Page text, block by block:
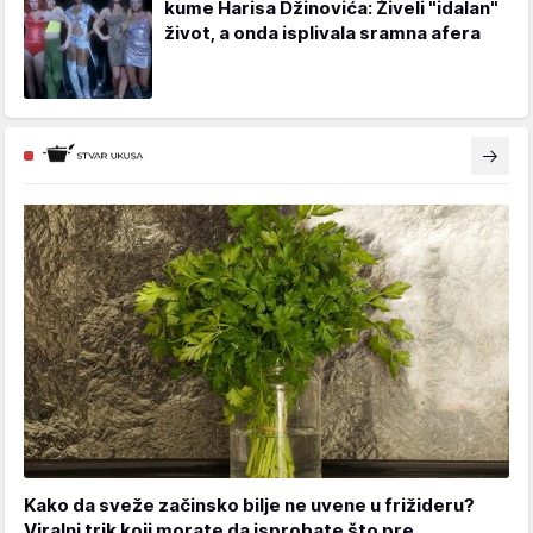
kume Harisa Džinovića: Živeli "idalan"
život, a onda isplivala sramna afera
Kako da sveže začinsko bilje ne uvene u frižideru?